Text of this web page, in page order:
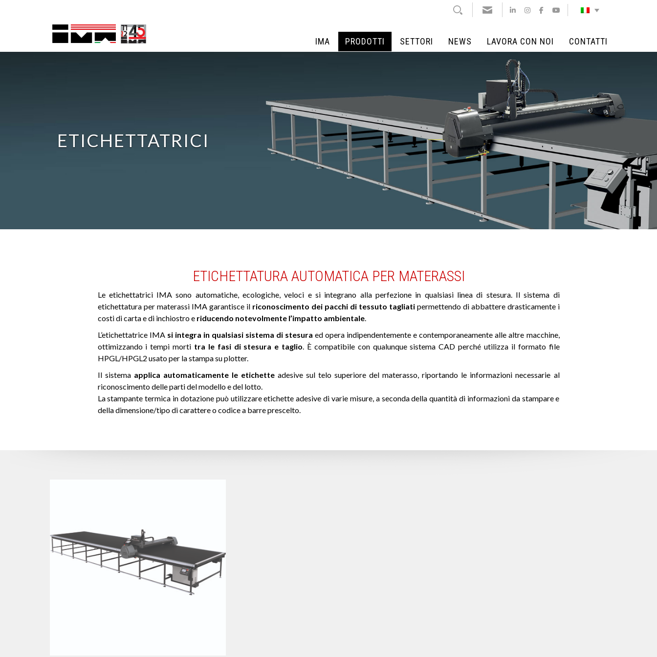
NEWS LAVORA CON NOI CONTATTI
IMA PRODOTTI SETTORI NEWS LAVORA CON NOI CONTATTI
ETICHETTATRICI
ETICHETTATURA AUTOMATICA PER MATERASSI
Le etichettatrici IMA sono automatiche, ecologiche, veloci e si integrano alla perfezione in qualsiasi linea di stesura. Il sistema di
etichettatura per materassi IMA garantisce il riconoscimento dei pacchi di tessuto tagliatipermettendo di abbattere drasticamente i
costi di carta e di inchiostro e riducendo notevolmente l’impatto ambientale.
L’etichettatrice IMA si integra in qualsiasi sistema di stesura ed opera indipendentemente e contemporaneamente alle altre macchine,
ottimizzando i tempi morti tra le fasi di stesura e taglio . È compatibile con qualunque sistema CAD perché utilizza il formato file
HPGL/HPGL2 usato per la stampa su plotter.
Il sistema applica automaticamente le etichetteadesive sul telo superiore del materasso, riportando le informazioni necessarie al
riconoscimento delle parti del modello e del lotto.
La stampante termica in dotazione può utilizzare etichette adesive di varie misure, a seconda della quantità di informazioni da stampare e
della dimensione/tipo di carattere o codice a barre prescelto.
908 – POLARIS
La nuova etichettatura
digitale
è il sistema IMA di etichettatura